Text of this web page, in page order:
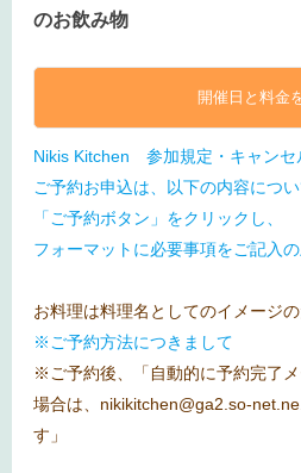
のお飲み物
開催日と料金
Nikis Kitchen 参加規定・キャンセ
ご予約お申込は、以下の内容につ
「ご予約ボタン」をクリックし、
フォーマットに必要事項をご記入
お料理は料理名としてのイメージ
※ご予約方法につきまして
※ご予約後、「自動的に予約完了
場合は、nikikitchen@ga2.so-
す」